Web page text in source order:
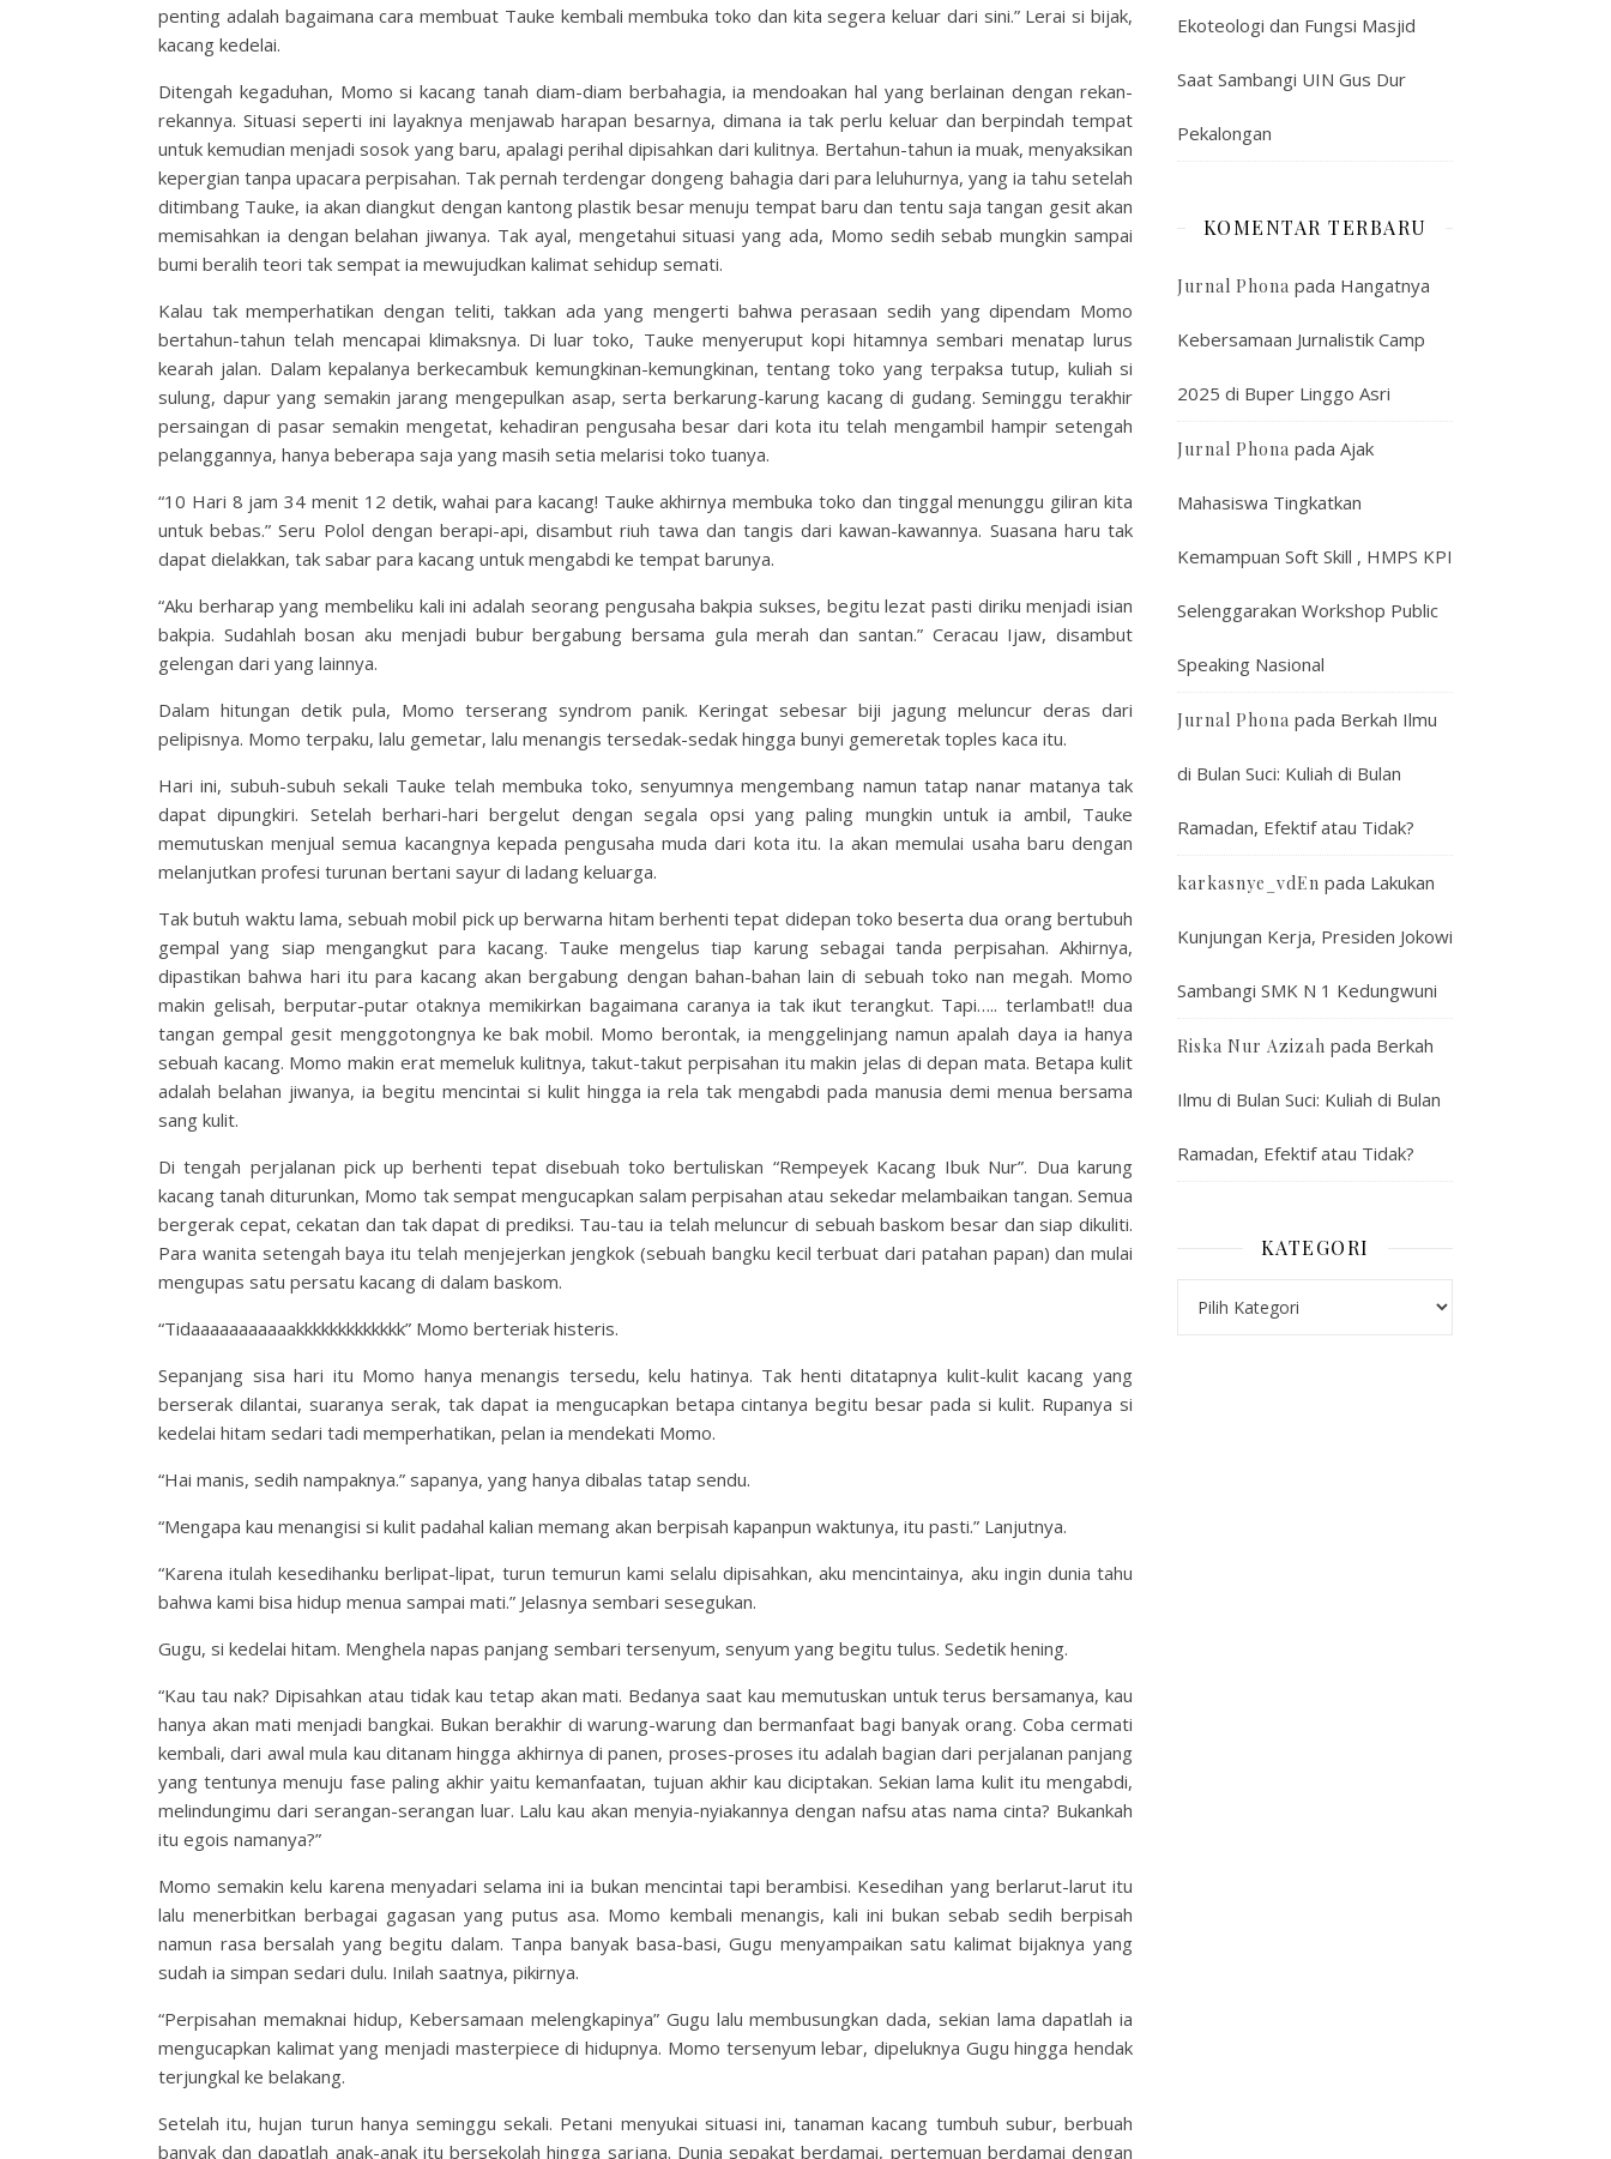
penting adalah bagaimana cara membuat Tauke kembali membuka toko dan kita segera keluar dari sini.” Lerai si bijak,
kacang kedelai.
Ditengah kegaduhan, Momo si kacang tanah diam-diam berbahagia, ia mendoakan hal yang berlainan dengan rekan-
rekannya. Situasi seperti ini layaknya menjawab harapan besarnya, dimana ia tak perlu keluar dan berpindah tempat
untuk kemudian menjadi sosok yang baru, apalagi perihal dipisahkan dari kulitnya. Bertahun-tahun ia muak, menyaksikan
kepergian tanpa upacara perpisahan. Tak pernah terdengar dongeng bahagia dari para leluhurnya, yang ia tahu setelah
ditimbang Tauke, ia akan diangkut dengan kantong plastik besar menuju tempat baru dan tentu saja tangan gesit akan
memisahkan ia dengan belahan jiwanya. Tak ayal, mengetahui situasi yang ada, Momo sedih sebab mungkin sampai
bumi beralih teori tak sempat ia mewujudkan kalimat sehidup semati.
Kalau tak memperhatikan dengan teliti, takkan ada yang mengerti bahwa perasaan sedih yang dipendam Momo
bertahun-tahun telah mencapai klimaksnya. Di luar toko, Tauke menyeruput kopi hitamnya sembari menatap lurus
kearah jalan. Dalam kepalanya berkecambuk kemungkinan-kemungkinan, tentang toko yang terpaksa tutup, kuliah si
sulung, dapur yang semakin jarang mengepulkan asap, serta berkarung-karung kacang di gudang. Seminggu terakhir
persaingan di pasar semakin mengetat, kehadiran pengusaha besar dari kota itu telah mengambil hampir setengah
pelanggannya, hanya beberapa saja yang masih setia melarisi toko tuanya.
“10 Hari 8 jam 34 menit 12 detik, wahai para kacang! Tauke akhirnya membuka toko dan tinggal menunggu giliran kita
untuk bebas.” Seru Polol dengan berapi-api, disambut riuh tawa dan tangis dari kawan-kawannya. Suasana haru tak
dapat dielakkan, tak sabar para kacang untuk mengabdi ke tempat barunya.
“Aku berharap yang membeliku kali ini adalah seorang pengusaha bakpia sukses, begitu lezat pasti diriku menjadi isian
bakpia. Sudahlah bosan aku menjadi bubur bergabung bersama gula merah dan santan.” Ceracau Ijaw, disambut
gelengan dari yang lainnya.
Dalam hitungan detik pula, Momo terserang syndrom panik. Keringat sebesar biji jagung meluncur deras dari
pelipisnya. Momo terpaku, lalu gemetar, lalu menangis tersedak-sedak hingga bunyi gemeretak toples kaca itu.
Hari ini, subuh-subuh sekali Tauke telah membuka toko, senyumnya mengembang namun tatap nanar matanya tak
dapat dipungkiri. Setelah berhari-hari bergelut dengan segala opsi yang paling mungkin untuk ia ambil, Tauke
memutuskan menjual semua kacangnya kepada pengusaha muda dari kota itu. Ia akan memulai usaha baru dengan
melanjutkan profesi turunan bertani sayur di ladang keluarga.
Tak butuh waktu lama, sebuah mobil pick up berwarna hitam berhenti tepat didepan toko beserta dua orang bertubuh
gempal yang siap mengangkut para kacang. Tauke mengelus tiap karung sebagai tanda perpisahan. Akhirnya,
dipastikan bahwa hari itu para kacang akan bergabung dengan bahan-bahan lain di sebuah toko nan megah. Momo
makin gelisah, berputar-putar otaknya memikirkan bagaimana caranya ia tak ikut terangkut. Tapi….. terlambat!! dua
tangan gempal gesit menggotongnya ke bak mobil. Momo berontak, ia menggelinjang namun apalah daya ia hanya
sebuah kacang. Momo makin erat memeluk kulitnya, takut-takut perpisahan itu makin jelas di depan mata. Betapa kulit
adalah belahan jiwanya, ia begitu mencintai si kulit hingga ia rela tak mengabdi pada manusia demi menua bersama
sang kulit.
Di tengah perjalanan pick up berhenti tepat disebuah toko bertuliskan “Rempeyek Kacang Ibuk Nur”. Dua karung
kacang tanah diturunkan, Momo tak sempat mengucapkan salam perpisahan atau sekedar melambaikan tangan. Semua
bergerak cepat, cekatan dan tak dapat di prediksi. Tau-tau ia telah meluncur di sebuah baskom besar dan siap dikuliti.
Para wanita setengah baya itu telah menjejerkan jengkok (sebuah bangku kecil terbuat dari patahan papan) dan mulai
mengupas satu persatu kacang di dalam baskom.
“Tidaaaaaaaaaaakkkkkkkkkkkkk” Momo berteriak histeris.
Sepanjang sisa hari itu Momo hanya menangis tersedu, kelu hatinya. Tak henti ditatapnya kulit-kulit kacang yang
berserak dilantai, suaranya serak, tak dapat ia mengucapkan betapa cintanya begitu besar pada si kulit. Rupanya si
kedelai hitam sedari tadi memperhatikan, pelan ia mendekati Momo.
“Hai manis, sedih nampaknya.” sapanya, yang hanya dibalas tatap sendu.
“Mengapa kau menangisi si kulit padahal kalian memang akan berpisah kapanpun waktunya, itu pasti.” Lanjutnya.
“Karena itulah kesedihanku berlipat-lipat, turun temurun kami selalu dipisahkan, aku mencintainya, aku ingin dunia tahu
bahwa kami bisa hidup menua sampai mati.” Jelasnya sembari sesegukan.
Gugu, si kedelai hitam. Menghela napas panjang sembari tersenyum, senyum yang begitu tulus. Sedetik hening.
“Kau tau nak? Dipisahkan atau tidak kau tetap akan mati. Bedanya saat kau memutuskan untuk terus bersamanya, kau
hanya akan mati menjadi bangkai. Bukan berakhir di warung-warung dan bermanfaat bagi banyak orang. Coba cermati
kembali, dari awal mula kau ditanam hingga akhirnya di panen, proses-proses itu adalah bagian dari perjalanan panjang
yang tentunya menuju fase paling akhir yaitu kemanfaatan, tujuan akhir kau diciptakan. Sekian lama kulit itu mengabdi,
melindungimu dari serangan-serangan luar. Lalu kau akan menyia-nyiakannya dengan nafsu atas nama cinta? Bukankah
itu egois namanya?”
Momo semakin kelu karena menyadari selama ini ia bukan mencintai tapi berambisi. Kesedihan yang berlarut-larut itu
lalu menerbitkan berbagai gagasan yang putus asa. Momo kembali menangis, kali ini bukan sebab sedih berpisah
namun rasa bersalah yang begitu dalam. Tanpa banyak basa-basi, Gugu menyampaikan satu kalimat bijaknya yang
sudah ia simpan sedari dulu. Inilah saatnya, pikirnya.
“Perpisahan memaknai hidup, Kebersamaan melengkapinya” Gugu lalu membusungkan dada, sekian lama dapatlah ia
mengucapkan kalimat yang menjadi masterpiece di hidupnya. Momo tersenyum lebar, dipeluknya Gugu hingga hendak
terjungkal ke belakang.
Setelah itu, hujan turun hanya seminggu sekali. Petani menyukai situasi ini, tanaman kacang tumbuh subur, berbuah
banyak dan dapatlah anak-anak itu bersekolah hingga sarjana. Dunia sepakat berdamai, pertemuan berdamai dengan
Ekoteologi dan Fungsi Masjid
Saat Sambangi UIN Gus Dur
Pekalongan
KOMENTAR TERBARU
Jurnal Phona pada Hangatnya
Kebersamaan Jurnalistik Camp
2025 di Buper Linggo Asri
Jurnal Phona pada Ajak
Mahasiswa Tingkatkan
Kemampuan Soft Skill , HMPS KPI
Selenggarakan Workshop Public
Speaking Nasional
Jurnal Phona pada Berkah Ilmu
di Bulan Suci: Kuliah di Bulan
Ramadan, Efektif atau Tidak?
karkasnye_vdEn pada Lakukan
Kunjungan Kerja, Presiden Jokowi
Sambangi SMK N 1 Kedungwuni
Riska Nur Azizah pada Berkah
Ilmu di Bulan Suci: Kuliah di Bulan
Ramadan, Efektif atau Tidak?
KATEGORI